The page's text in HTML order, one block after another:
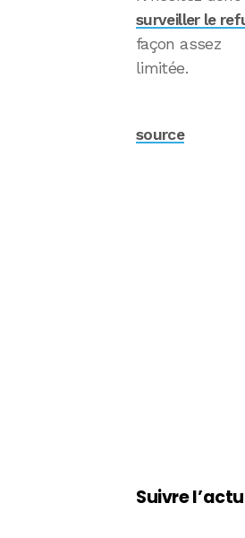
surveiller le
façon assez
limitée.
source
Suivre